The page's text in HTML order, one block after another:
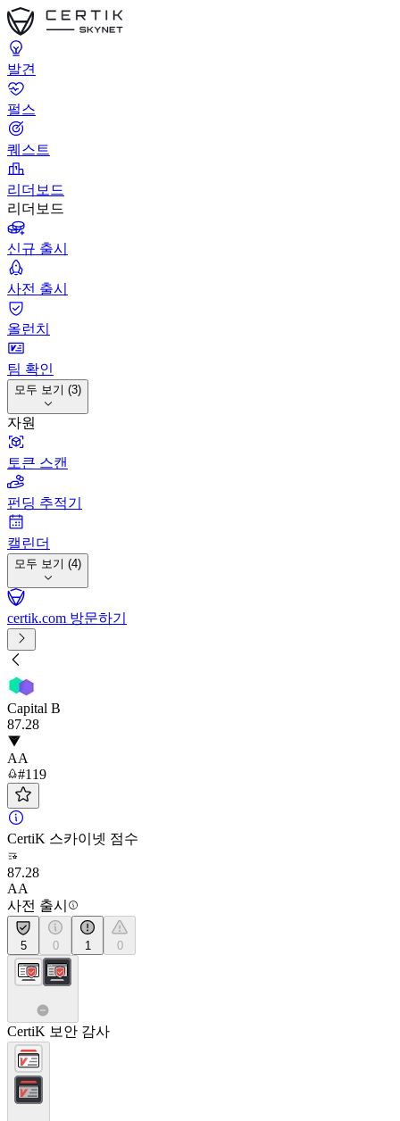
발견
펄스
퀘스트
리더보드
리더보드
신규 출시
사전 출시
올런치
팀 확인
모두 보기 (3)
자원
토큰 스캔
펀딩 추적기
캘린더
모두 보기 (4)
certik.com 방문하기
Capital B
87.28
AA
#119
CertiK 스카이넷 점수
87.28
AA
사전 출시
5 0 1 0
CertiK 보안 감사